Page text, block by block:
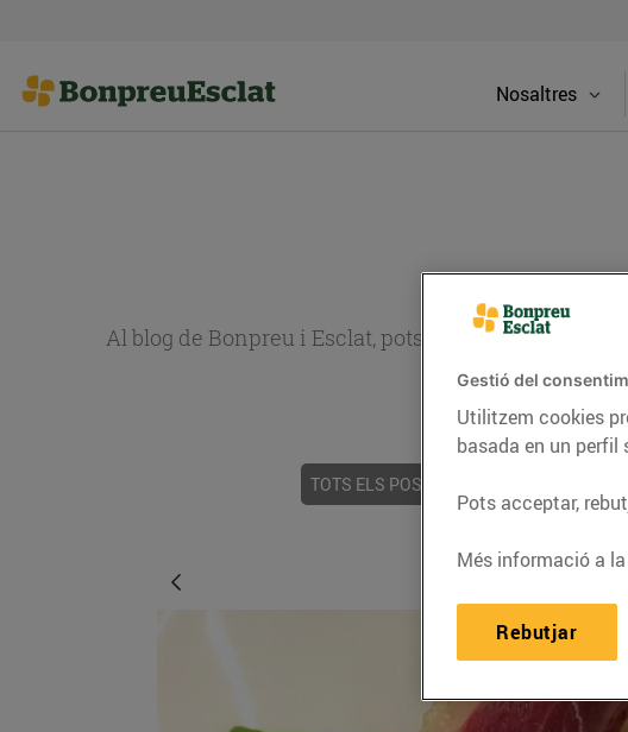
Nosaltres
Al blog de Bonpreu i Esclat, pots trobar receptes,
TOTS ELS POSTS
Gestió del
Utilitzem cookies
basada en un perfil
Pots acceptar,
Més informació a la
Rebutjar